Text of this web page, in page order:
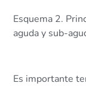
Esquema 2.
aguda y sub-
Es importante